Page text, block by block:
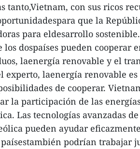
tanto,Vietnam, con sus ricos
que la
para eldesarrollo sostenible.
los dospaíses pueden cooperar
laenergía renovable y el
experto, laenergía renovable
de cooperar.
la participación de las
Las tecnologías avanzadas
pueden ayudar
paísestambién podrían trabajar